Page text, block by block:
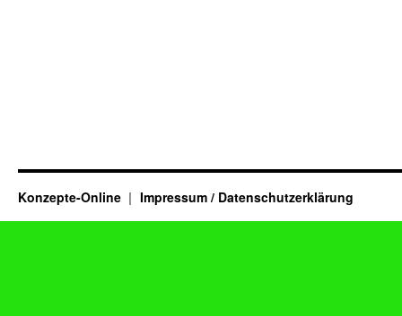
Konzepte-Online Impressum / Datenschutzerklärung